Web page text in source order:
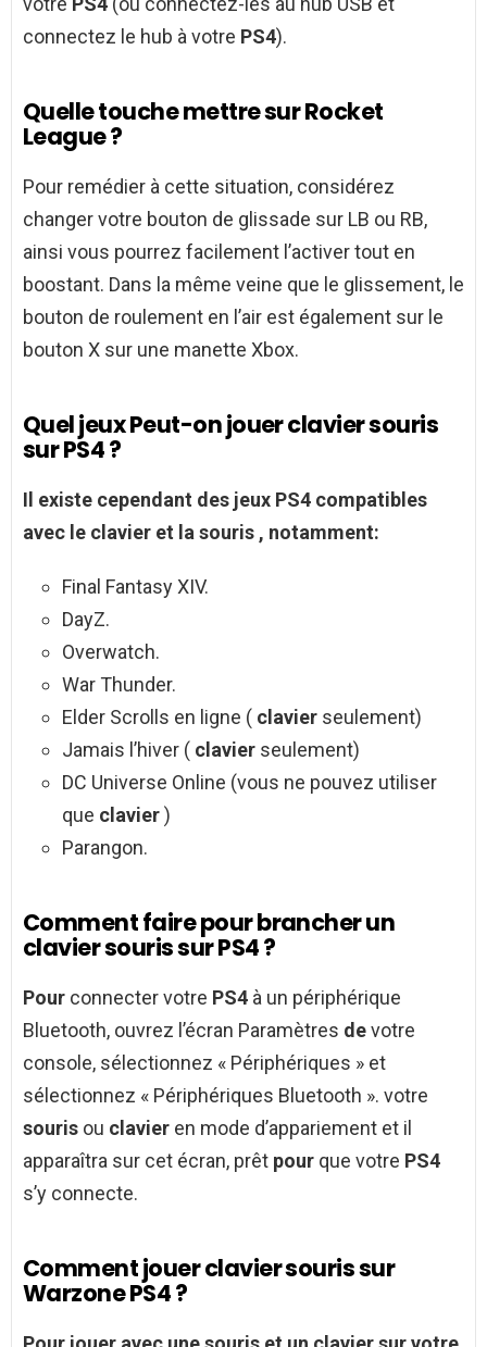
connectez le hub à votre PS4).
Quelle touche mettre sur Rocket
League ?
Pour remédier à cette situation, considérez
changer votre bouton de glissade sur LB ou RB,
ainsi vous pourrez facilement l’activer tout en
boostant. Dans la même veine que le glissement, le
bouton de roulement en l’air est également sur le
bouton X sur une manette Xbox.
Quel jeux Peut-on jouer clavier souris
sur PS4 ?
Il existe cependant des jeux PS4 compatibles
avec le clavier et la souris , notamment:
Final Fantasy XIV.
DayZ.
Overwatch.
War Thunder.
Elder Scrolls en ligne ( clavier seulement)
Jamais l’hiver ( clavier seulement)
DC Universe Online (vous ne pouvez utiliser
que clavier)
Parangon.
Comment faire pour brancher un
clavier souris sur PS4 ?
Pour connecter votre PS4 à un périphérique
Bluetooth, ouvrez l’écran Paramètres devotre
console, sélectionnez « Périphériques » et
sélectionnez « Périphériques Bluetooth ». votre
souris ou clavier en mode d’appariement et il
apparaîtra sur cet écran, prêt pour que votre PS4
s’y connecte.
Comment jouer clavier souris sur
Warzone PS4 ?